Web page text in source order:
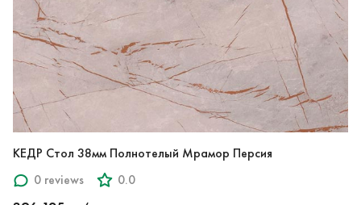
КЕДР Стол 38мм Полнотелый Мрамор Персия
0 reviews
0.0